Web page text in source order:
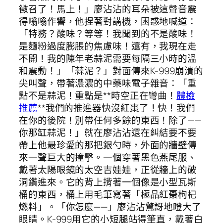
徵召了！馬上！」廖沾沾的耳朵被這聲音震
得嗡嗡作響，他捏著對講機，困惑地喊道：
「特務？酸味？等等！我聞到的不是酸味！
是麵粉過度膨脹的焦慮味！還有，我現在走
不開！我的陳年老蒜泥需要每隔三小時的溫
和震動！」「蒜泥？」對面傳來K-999崩潰的
尖叫聲，帶著濃濃的中藥味電子雜音：「重
點不是蒜泥！重點是**時空正在彎曲！ 體檢
推薦**我們的推進器快沒紅棗了！快！我們
在你的後院！別帶任何多餘的東西！除了——
你那缸蒜泥！」就在廖沾沾還在糾結要不要
帶上他最珍愛的那把銀勺時，外面的牆壁傳
來一聲巨大的撞擊。一個穿著黑色燕尾服、
戴著太陽眼鏡的太空吉娃娃，正從牆上的破
洞鑽進來。它的背上揹著一個像是小型瓦斯
桶的東西，桶上用毛筆寫著「極品紅棗枸杞
燃料」。「你怎麼——」廖沾沾驚訝地瞪大了
眼睛。K-999用它的小短腿站得筆直，戴著白